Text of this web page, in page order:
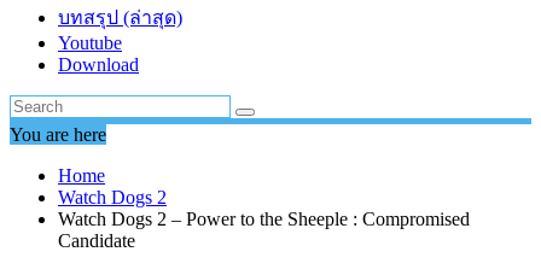
บทสรุป (ล่าสุด)
Youtube
Download
You are here
Home
Watch Dogs 2
Watch Dogs 2 – Power to the Sheeple : Compromised
Candidate